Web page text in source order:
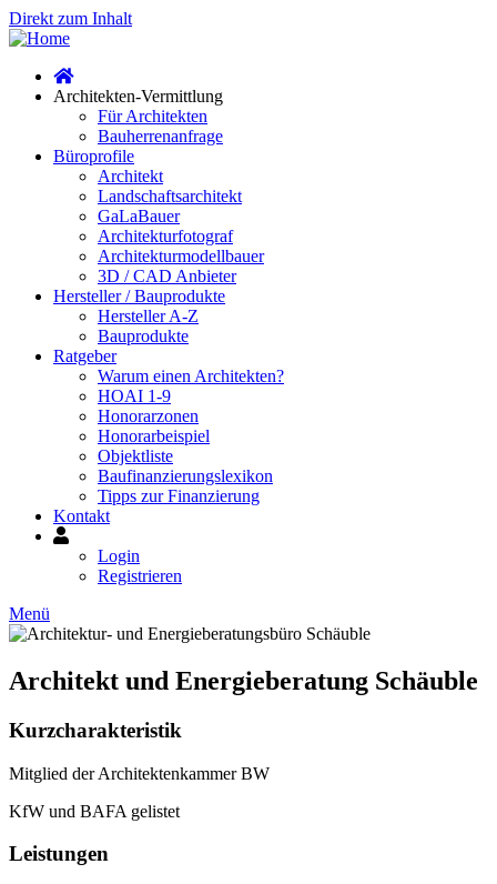
Direkt zum Inhalt
Architekten-Vermittlung
Für Architekten
Bauherrenanfrage
Büroprofile
Architekt
Landschaftsarchitekt
GaLaBauer
Architekturfotograf
Architekturmodellbauer
3D / CAD Anbieter
Hersteller / Bauprodukte
Hersteller A-Z
Bauprodukte
Ratgeber
Warum einen Architekten?
HOAI 1-9
Honorarzonen
Honorarbeispiel
Objektliste
Baufinanzierungslexikon
Tipps zur Finanzierung
Kontakt
Mein
KontoLogin
Registrieren
Menü
Architekt und Energieberatung Schäuble
Kurzcharakteristik
Mitglied der Architektenkammer BW
KfW und BAFA gelistet
Leistungen